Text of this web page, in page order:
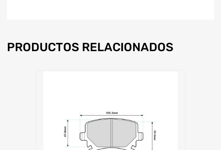
PRODUCTOS RELACIONADOS